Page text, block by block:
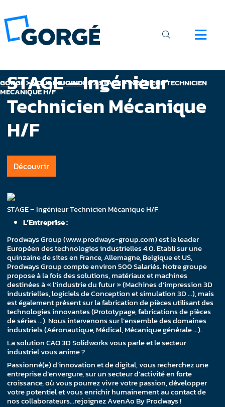
GORGÉ >NOUS REJOINDRE>STAGE – INGÉNIEUR TECHNICIEN
MÉCANIQUE H/F
STAGE – Ingénieur
Technicien Mécanique
H/F
Découvrir
STAGE – Ingénieur Technicien Mécanique H/F
L’Entreprise :
Prodways Group (www.prodways-group.com) est le leader
Européen des technologies industrielles 4.0. Etabli sur une
quinzaine de sites en France, Allemagne, Belgique et US,
Prodways Group compte environ 500 Salariés. Notre groupe
propose à la fois des solutions, matériaux et machines
destinées à « l’industrie du futur » (Machines d’impression 3D
industrielles, logiciels de Conception et simulation 3D …), mais
est également présent sur la fabrication de pièces utilisant des
technologies innovantes (Prototypage, fabrications de pièces
de séries …). Nous intervenons sur l’ensemble des domaines
industriels (Aéronautique, Médical, Mécanique générale …).
La solution CAO 3D Solidworks vous parle et le secteur
industriel vous anime ?
Passionné(e) d’innovation et de digital, vous recherchez une
entreprise d’envergure, sur un secteur d’activité en forte
croissance, où vous pourrez vivre votre passion, développer
votre potentiel et vous enrichir humainement au contact de
nos collaborateurs…rejoignez AvenAo By Prodways !